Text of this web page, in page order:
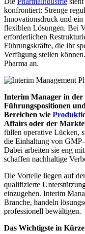
konfrontiert: Strenge
Innovationsdruck und
flexiblen Lösungen. Bei
erforderlichen
Führungskräfte, die ihr
Verfügung stellen
Pharma an.
Interim Manager in der
Führungspositionen
Bereichen wie
Affairs oder der
füllen operative Lücken,
die Einhaltung von GMP-
Dabei arbeiten sie eng
schaffen nachhaltige
Die Vorteile liegen auf
qualifizierte
einzugehen. Interim
Branche, handeln
professionell bewältigen.
Das Wichtigste in